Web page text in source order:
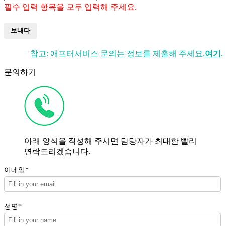
필수 입력 항목을 모두 입력해 주세요.
보내다
참고: 애프터서비스 문의는 정보를 제출해 주세요.여기 .
문의하기
아래 양식을 작성해 주시면 담당자가 최대한 빨리
연락드리겠습니다.
이메일*
성명*